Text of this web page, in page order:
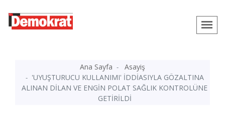
Ana Sayfa
Asayiş
'UYUŞTURUCU KULLANIMI' İDDİASIYLA GÖZALTINA
ALINAN DİLAN VE ENGİN POLAT SAĞLIK KONTROLÜNE
GETİRİLDİ